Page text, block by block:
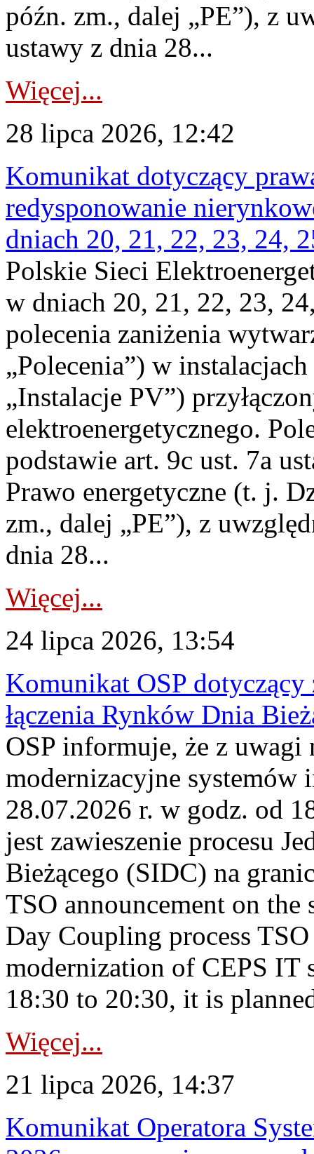
późn. zm., dalej „PE”), z
ustawy z dnia 28...
Więcej...
28 lipca 2026, 12:42
Komunikat dotyczący
redysponowanie
dniach 20, 21, 22, 23, 24,
Polskie Sieci
w dniach 20, 21, 22, 23,
polecenia zaniżenia
„Polecenia”) w
„Instalacje PV”)
elektroenergetycznego.
podstawie art. 9c ust. 7a
Prawo energetyczne (t. j.
zm., dalej „PE”), z
dnia 28...
Więcej...
24 lipca 2026, 13:54
Komunikat OSP dotyczący
łączenia Rynków Dnia
OSP informuje, że z uwagi
modernizacyjne
28.07.2026 r. w godz. od
jest zawieszenie procesu
Bieżącego (SIDC) na
TSO announcement on
Day Coupling process
modernization of CEPS IT
18:30 to 20:30, it is
Więcej...
21 lipca 2026, 14:37
Komunikat Operatora